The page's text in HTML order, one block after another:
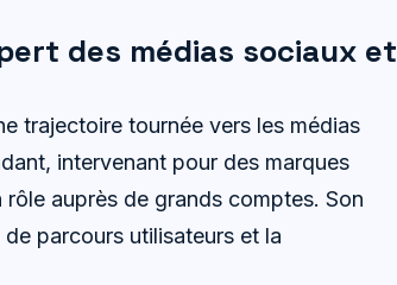
des médias sociaux et
trajectoire tournée vers les médias
intervenant pour des marques
auprès de grands comptes. Son
parcours utilisateurs et la